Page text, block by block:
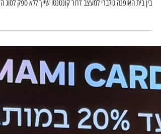
ואחרי ההצלחה של הקולקציה הראשונה, השניים ממשיכים יחד
ומשיקים קולקציית ערב חדשה, דרמטית, אלגנטית ומלאת נוכחות.
הקולקציה החדשה מצליחה להביא את החותמת המזוהה של
אל הקהל הרחב, בלי לוותר על התחכום, על הפרטים הקטנים ועל
שמצליחים לייצ